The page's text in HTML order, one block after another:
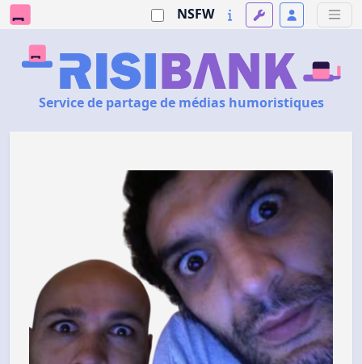
NSFW
Service de partage de médias humoristiques